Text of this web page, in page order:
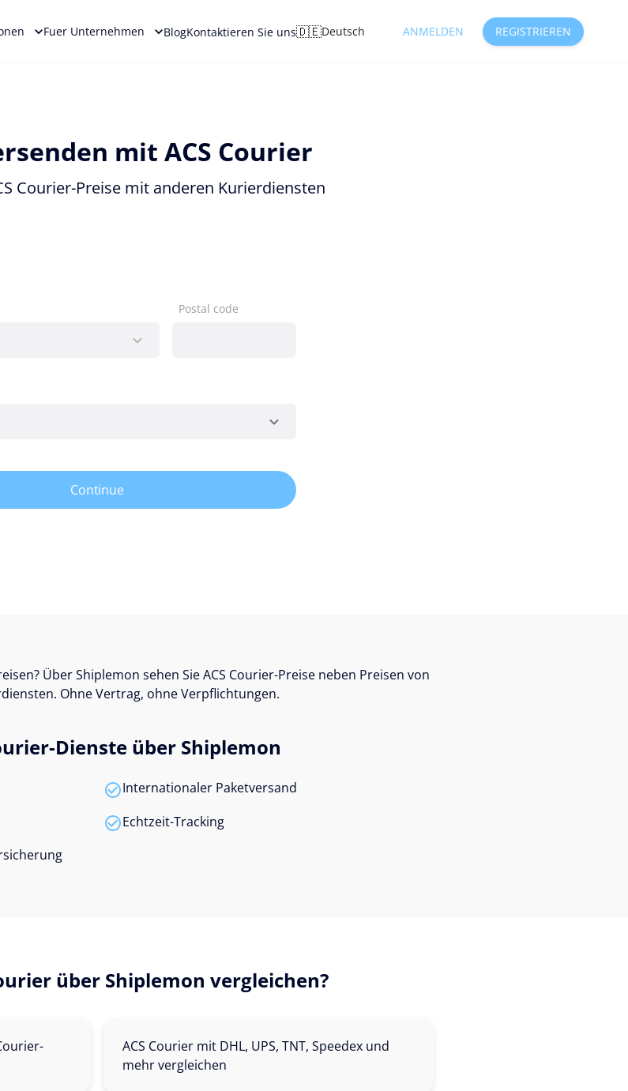
Fuer Unternehmen BlogKontaktieren Sie uns🇩🇪Deutsch ANMELDEN REGISTRIEREN
mit ACS Courier
Courier-Preise mit anderen Kurierdiensten
Postal code
Continue
Über Shiplemon sehen Sie ACS Courier-Preise neben Preisen von
Ohne Vertrag, ohne Verpflichtungen.
Dienste über Shiplemon
Internationaler Paketversand
Echtzeit-Tracking
über Shiplemon vergleichen?
ACS Courier mit DHL, UPS, TNT, Speedex und
mehr vergleichen